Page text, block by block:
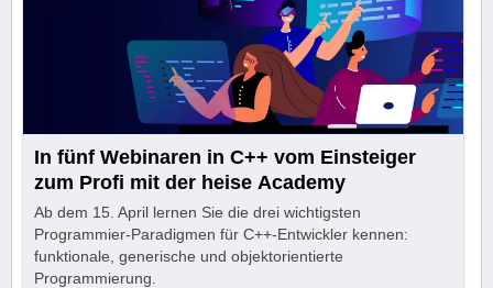
In fünf Webinaren in C++ vom Einsteiger
zum Profi mit der heise Academy
Ab dem 15. April lernen Sie die drei wichtigsten
Programmier-Paradigmen für C++-Entwickler kennen:
funktionale, generische und objektorientierte
Programmierung.